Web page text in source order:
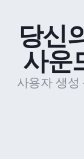
당신
사운
사용자 생성